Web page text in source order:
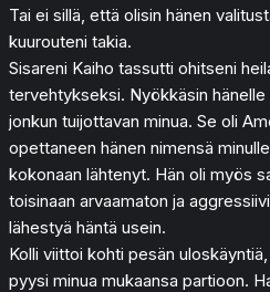
Tai ei sillä, että olisin hänen
kuurouteni takia.
Sisareni Kaiho tassutti ohitseni
tervehtykseksi. Nyökkäsin
jonkun tuijottavan minua. Se oli
opettaneen hänen nimensä
kokonaan lähtenyt. Hän oli myös
toisinaan arvaamaton ja
lähestyä häntä usein.
Kolli viittoi kohti pesän
pyysi minua mukaansa partioon.